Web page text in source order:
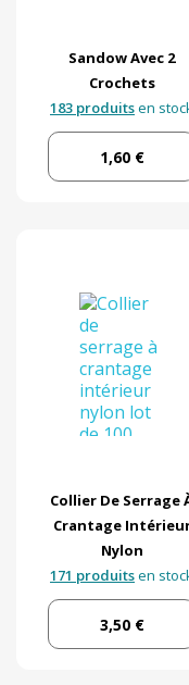
Sandow Avec 2
Crochets
183 produitsen
1,60 €
Collier De Serrage
Crantage
Nylon
171 produitsen
3,50 €